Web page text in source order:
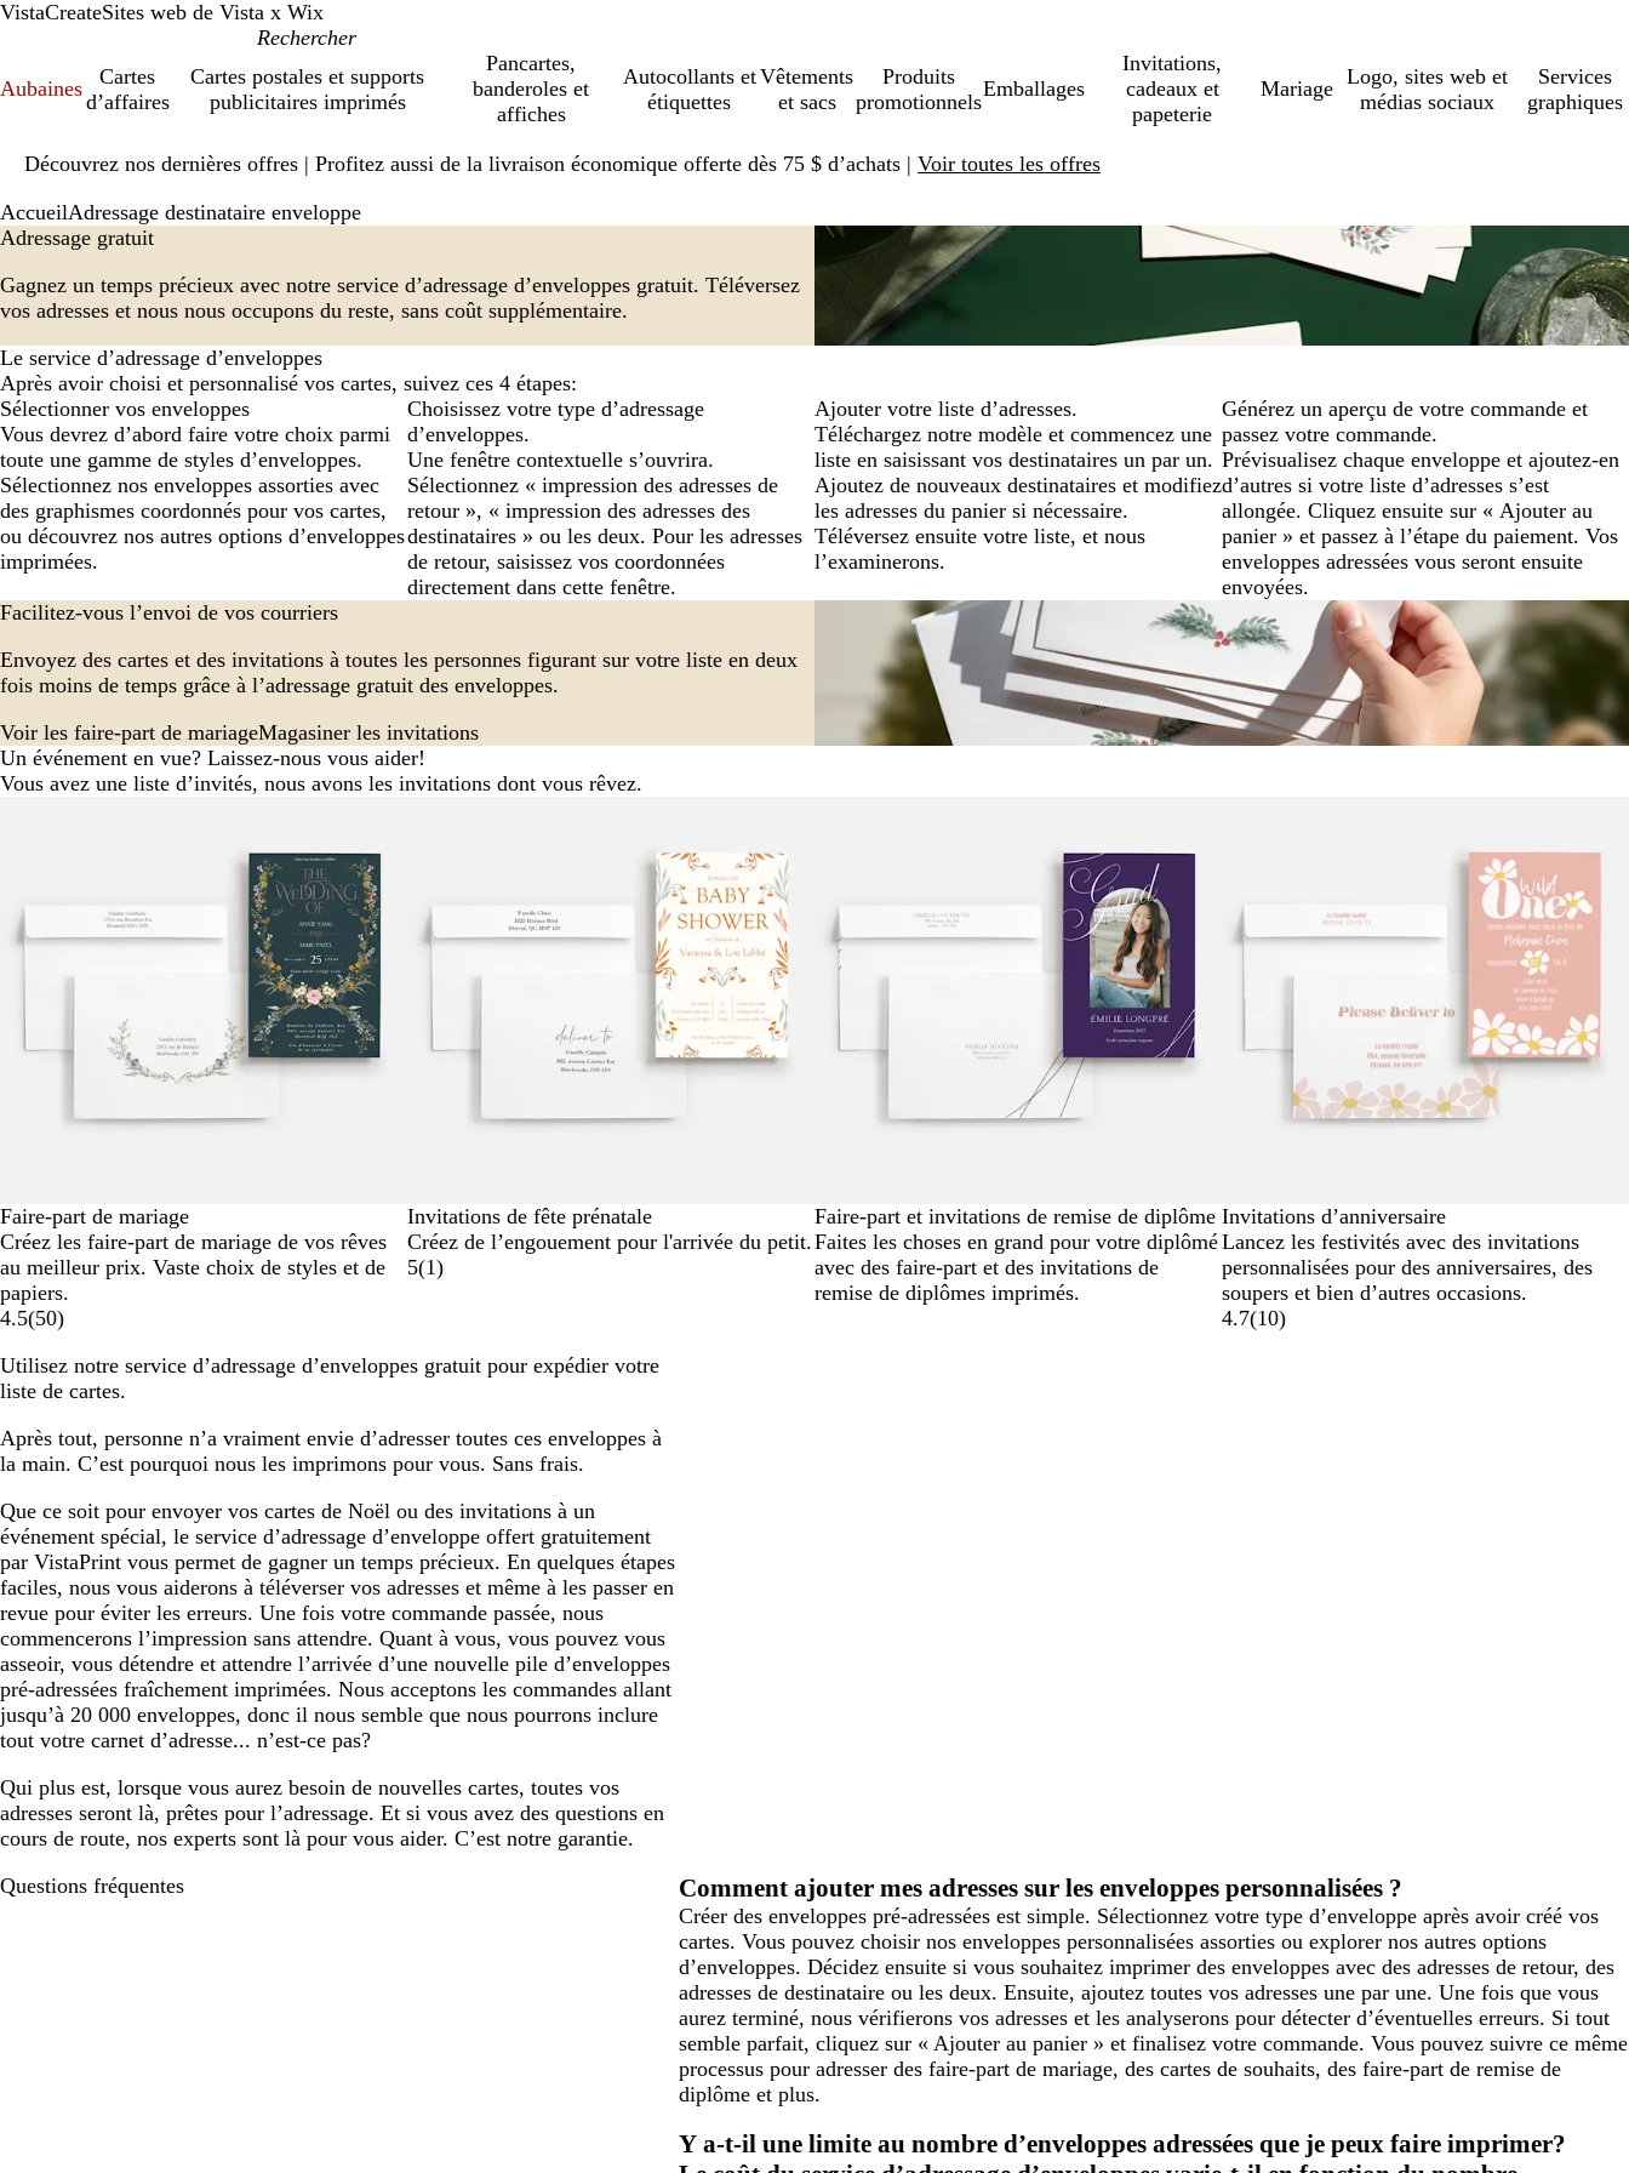
VistaCreateSites web de Vista x Wix
Aubaines
Cartes
d’affaires
Cartes postales et supports
publicitaires imprimés
Pancartes,
banderoles et
affiches
Autocollants et
étiquettes
Vêtements
et sacs
Produits
promotionnels
Emballages
Invitations,
cadeaux et
papeterie
Mariage
Logo, sites web et
médias sociaux
Services
graphiques
Découvrez nos dernières offres | Profitez aussi de la livraison économique offerte dès 75 $ d’achats | Voir toutes les offres
1
AccueilAdressage destinataire enveloppe
Adressage gratuit
Gagnez un temps précieux avec notre service d’adressage d’enveloppes gratuit. Téléversez
vos adresses et nous nous occupons du reste, sans coût supplémentaire.
Le service d’adressage d’enveloppes
Après avoir choisi et personnalisé vos cartes, suivez ces 4 étapes:
Sélectionner vos enveloppes
Vous devrez d’abord faire votre choix parmi
toute une gamme de styles d’enveloppes.
Sélectionnez nos enveloppes assorties avec
des graphismes coordonnés pour vos cartes,
ou découvrez nos autres options d’enveloppes
imprimées.
Choisissez votre type d’adressage
d’enveloppes.
Une fenêtre contextuelle s’ouvrira.
Sélectionnez « impression des adresses de
retour », « impression des adresses des
destinataires » ou les deux. Pour les adresses
de retour, saisissez vos coordonnées
directement dans cette fenêtre.
Ajouter votre liste d’adresses.
Téléchargez notre modèle et commencez une
liste en saisissant vos destinataires un par un.
Ajoutez de nouveaux destinataires et modifiez
les adresses du panier si nécessaire.
Téléversez ensuite votre liste, et nous
l’examinerons.
Générez un aperçu de votre commande et
passez votre commande.
Prévisualisez chaque enveloppe et ajoutez-en
d’autres si votre liste d’adresses s’est
allongée. Cliquez ensuite sur « Ajouter au
panier » et passez à l’étape du paiement. Vos
enveloppes adressées vous seront ensuite
envoyées.
Facilitez-vous l’envoi de vos courriers
Envoyez des cartes et des invitations à toutes les personnes figurant sur votre liste en deux
fois moins de temps grâce à l’adressage gratuit des enveloppes.
Voir les faire-part de mariageMagasiner les invitations
Un événement en vue? Laissez-nous vous aider!
Vous avez une liste d’invités, nous avons les invitations dont vous rêvez.
Faire-part de mariage
Créez les faire-part de mariage de vos rêves
au meilleur prix. Vaste choix de styles et de
papiers.
4.5(50)
Invitations de fête prénatale
Créez de l’engouement pour l'arrivée du petit.
5(1)
Faire-part et invitations de remise de diplôme
Faites les choses en grand pour votre diplômé
avec des faire-part et des invitations de
remise de diplômes imprimés.
Invitations d’anniversaire
Lancez les festivités avec des invitations
personnalisées pour des anniversaires, des
soupers et bien d’autres occasions.
4.7(10)
Utilisez notre service d’adressage d’enveloppes gratuit pour expédier votre
liste de cartes.
Après tout, personne n’a vraiment envie d’adresser toutes ces enveloppes à
la main. C’est pourquoi nous les imprimons pour vous. Sans frais.
Que ce soit pour envoyer vos cartes de Noël ou des invitations à un
événement spécial, le service d’adressage d’enveloppe offert gratuitement
par VistaPrint vous permet de gagner un temps précieux. En quelques étapes
faciles, nous vous aiderons à téléverser vos adresses et même à les passer en
revue pour éviter les erreurs. Une fois votre commande passée, nous
commencerons l’impression sans attendre. Quant à vous, vous pouvez vous
asseoir, vous détendre et attendre l’arrivée d’une nouvelle pile d’enveloppes
pré-adressées fraîchement imprimées. Nous acceptons les commandes allant
jusqu’à 20 000 enveloppes, donc il nous semble que nous pourrons inclure
tout votre carnet d’adresse... n’est-ce pas?
Qui plus est, lorsque vous aurez besoin de nouvelles cartes, toutes vos
adresses seront là, prêtes pour l’adressage. Et si vous avez des questions en
cours de route, nos experts sont là pour vous aider. C’est notre garantie.
Questions fréquentes
Comment ajouter mes adresses sur les enveloppes personnalisées ?
Créer des enveloppes pré-adressées est simple. Sélectionnez votre type d’enveloppe après avoir créé vos
cartes. Vous pouvez choisir nos enveloppes personnalisées assorties ou explorer nos autres options
d’enveloppes. Décidez ensuite si vous souhaitez imprimer des enveloppes avec des adresses de retour, des
adresses de destinataire ou les deux. Ensuite, ajoutez toutes vos adresses une par une. Une fois que vous
aurez terminé, nous vérifierons vos adresses et les analyserons pour détecter d’éventuelles erreurs. Si tout
semble parfait, cliquez sur « Ajouter au panier » et finalisez votre commande. Vous pouvez suivre ce même
processus pour adresser des faire-part de mariage, des cartes de souhaits, des faire-part de remise de
diplôme et plus.
Y a-t-il une limite au nombre d’enveloppes adressées que je peux faire imprimer?